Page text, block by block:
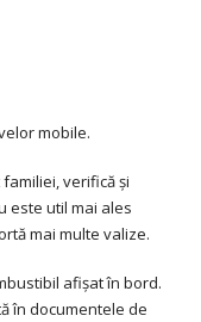
mobile.
verifică și
este util mai ales
mai multe valize.
afișat în bord.
în documentele de